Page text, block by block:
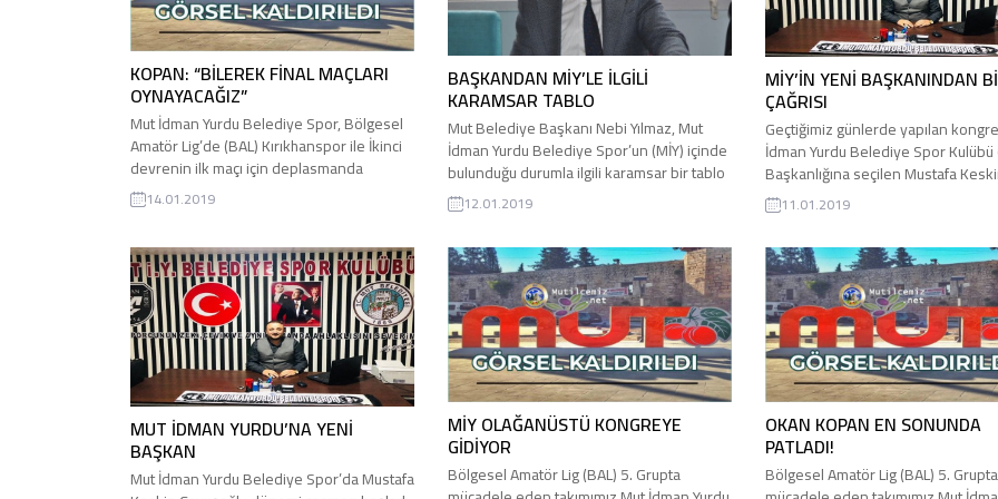
KOPAN: “BİLEREK FİNAL MAÇLARI
OYNAYACAĞIZ”
Mut İdman Yurdu Belediye Spor, Bölgesel
Amatör Lig’de (BAL) Kırıkhanspor ile İkinci
devrenin ilk maçı için deplasmanda
oynayacağı karşılaşmanın hazırlıklarına
başladı. Takımın durumu, oyuncuların genel
Mutilcemiz.net’e değerlendirmelerde
bulunan Mut İdman Yurdu Teknik Direktörü
Okan Kopan: “Pazar günü ikinci yarının ilk
maçını oynayacağız; ne fiziksel ne de...
14.01.2019
BAŞKANDAN MİY’LE İLGİLİ
KARAMSAR TABLO
Mut Belediye Başkanı Nebi Yılmaz, Mut
İdman Yurdu Belediye Spor’un (MİY) içinde
bulunduğu durumla ilgili karamsar bir tablo
çizdi. 10 Ocak Çalışan Gazeteciler Günü
nedeniyle ilçedeki basın mensuplarını
yanıtlayan Başkan Yılmaz, MİY’de geriye
dönüşün başladığını söyledi. “KAN, CAN
KALMADI.” Geldikleri günden bu yana
Belediye olarak...
12.01.2019
MİY’İN YENİ BAŞKANINDAN
ÇAĞRISI
Geçtiğimiz günlerde yapılan
İdman Yurdu Belediye Spor Kulübü
Başkanlığına seçilen Mustafa
yaptığı basın açıklamasıyla Mut
birlik beraberlik çağrısı yaptı. MİY’in
başkanı Keskin, yaptığı açıklamada,
Yönetim Kurulunun en kısa sürede
oluşturulacağını ve takımın
maddi kaynakların ivedilikle
geçirileceğini kaydetti. Yeniden
kenetlenme sağlanarak takımın...
11.01.2019
MUT İDMAN YURDU’NA YENİ
BAŞKAN
Mut İdman Yurdu Belediye Spor’da Mustafa
MİY OLAĞANÜSTÜ KONGREYE
GİDİYOR
Bölgesel Amatör Lig (BAL) 5. Grupta
OKAN KOPAN EN SONUNDA
PATLADI!
Bölgesel Amatör Lig (BAL) 5. Grupta